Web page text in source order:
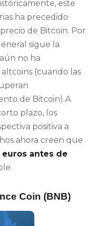
este
ha precedido
de Bitcoin. Por
sigue la
no ha
(cuando las
de Bitcoin).A
plazo, los
positiva a
ahora creen que
antes de
Coin (BNB)